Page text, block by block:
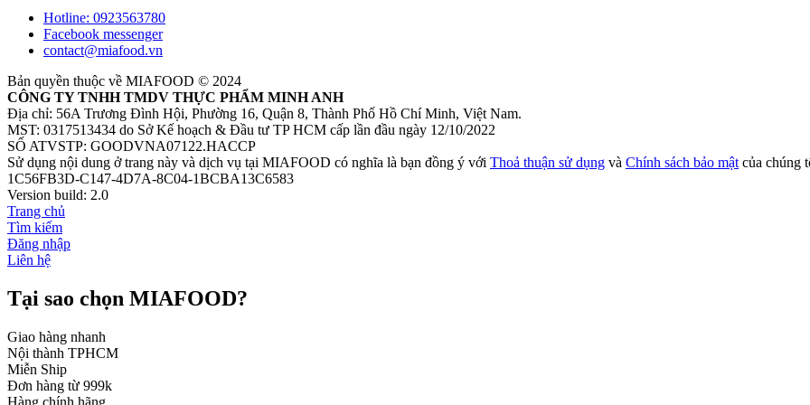
Hotline: 0923563780
Facebook messenger
contact@miafood.vn
Bản quyền thuộc về MIAFOOD © 2024
CÔNG TY TNHH TMDV THỰC PHẨM MINH ANH
Địa chỉ: 56A Trương Đình Hội, Phường 16, Quận 8, Thành Phố Hồ Chí Minh, Việt Nam.
MST: 0317513434 do Sở Kế hoạch & Đầu tư TP HCM cấp lần đầu ngày 12/10/2022
SỐ ATVSTP: GOODVNA07122.HACCP
Sử dụng nội dung ở trang này và dịch vụ tại MIAFOOD có nghĩa là bạn đồng ý với Thoả thuận sử dụng và Chính sách bảo mật của chúng
1C56FB3D-C147-4D7A-8C04-1BCBA13C6583
Version build: 2.0
Trang chủ
Tìm kiếm
Đăng nhập
Liên hệ
Tại sao chọn MIAFOOD?
Giao hàng nhanh
Nội thành TPHCM
Miễn Ship
Đơn hàng từ 999k
Hàng chính hãng